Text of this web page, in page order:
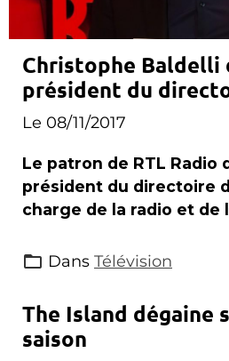
Christophe Baldelli
président du
M6
Le 08/11/2017
Le patron de RTL Radio
président du directoire
charge de la radio et de
Dans Télévision
The Island dégaine
saison